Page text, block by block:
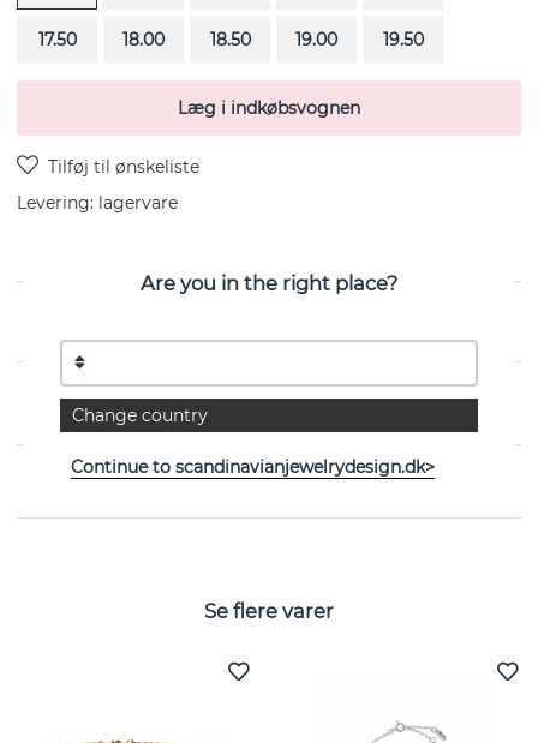
17.50 18.00 18.50 19.00 19.50
Læg i indkøbsvognen
Levering: lagervare
EGENSKABER
STØRRELSESGUIDE
Se flere varer
Are you in the right place?
Change country
Continue to scandinavianjewelrydesign.dk>